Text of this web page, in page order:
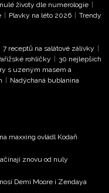
ODESLAT
sObchodními
Extra s.r.o.a
Zásadami
a exkluzivní
podleZásad ochrany
životy dle numerologie
Plavky na léto 2026
Trendy
7 receptů na salátové zálivky
rohlíčky
30 nejlepších
s uzeným masem a
Nadýchaná bublanina
maxxing ovládl Kodaň
znovu od nuly
Demi Moore i Zendaya